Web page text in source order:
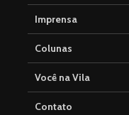
Imprensa
Colunas
Você na Vila
Contato